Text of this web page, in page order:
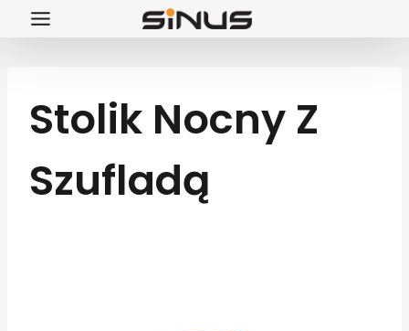
Przejdź
Stolik Nocny Z
Szufladą